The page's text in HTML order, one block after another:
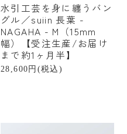
水引工芸を身に纏うバン
グル／suiin 長葉 -
NAGAHA - M（15mm
幅）【受注生産/お届け
まで約1ヶ月半】
28,600円(税込)